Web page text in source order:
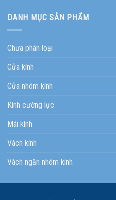
DANH MỤC SẢN PHẨM
Chưa phân loại
Cửa kính
Cửa nhôm kính
Kính cường lực
Mái kính
Vách kính
Vách ngăn nhôm kính